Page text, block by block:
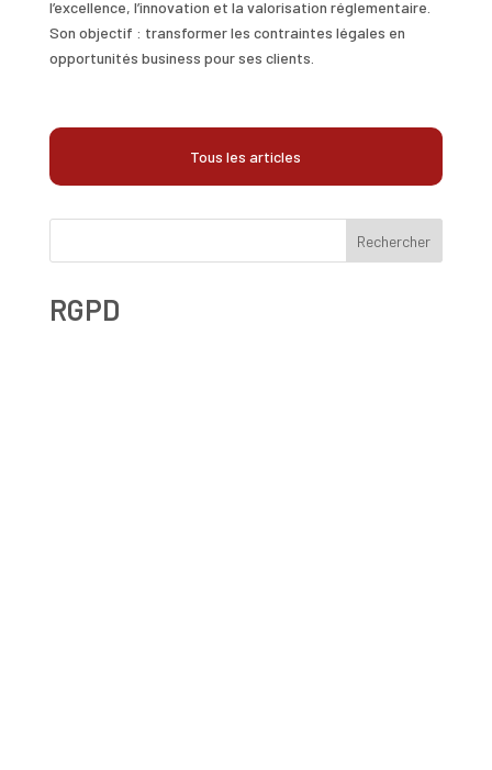
l’excellence, l’innovation et la valorisation réglementaire.
Son objectif : transformer les contraintes légales en
opportunités business pour ses clients.
Tous les articles
Rechercher
RGPD